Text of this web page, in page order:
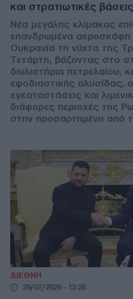
και στρατιωτικές
Νέα μεγάλης κλίμακας
επανδρωμένα αεροσκάφη
Ουκρανία τη νύχτα της
Τετάρτη, βάζοντας στο
διυλιστήρια πετρελαίου,
εφοδιαστικής αλυσίδας,
εγκαταστάσεις και
διάφορες περιοχές της
στην προσαρτημένη από
ΔΙΕΘΝΗ
29/07/2026 - 13:26